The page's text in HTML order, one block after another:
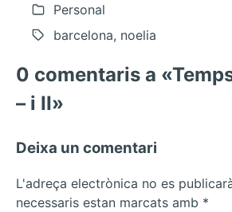
Personal
barcelona, noelia
0 comentaris a
– i II»
Deixa un comentari
L'adreça electrònica no es
necessaris estan marcats amb *